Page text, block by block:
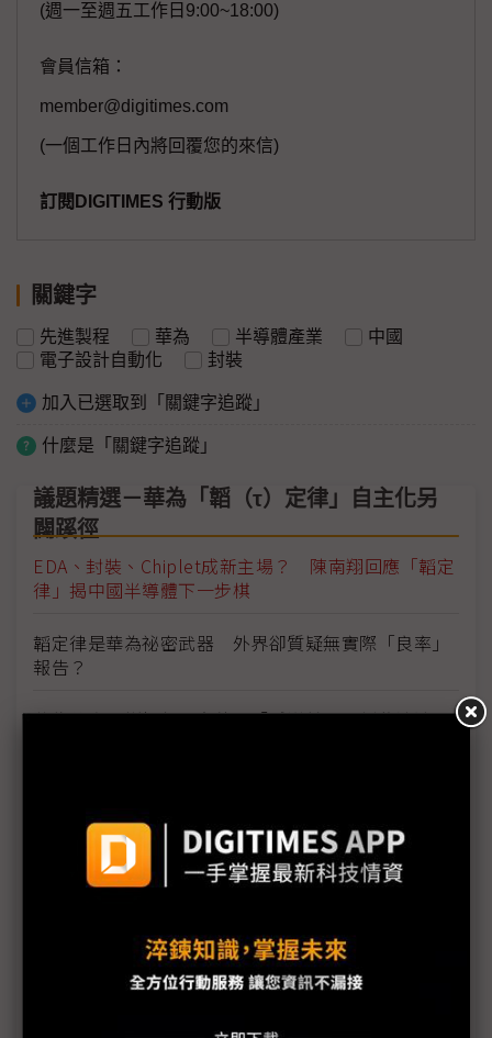
(週一至週五工作日9:00~18:00)
會員信箱：
member@digitimes.com
(一個工作日內將回覆您的來信)
訂閱DIGITIMES 行動版
關鍵字
先進製程 華為 半導體產業
中國
電子設計自動化
封裝
加入已選取到「關鍵字追蹤」
什麼是「關鍵字追蹤」
議題精選－華為「韜（τ）定律」自主化另
闢蹊徑
EDA、封裝、Chiplet成新主場？ 陳南翔回應「韜定
律」揭中國半導體下一步棋
韜定律是華為祕密武器 外界卻質疑無實際「良率」
報告？
華為徐直軍詳解何氏定律：「感謝美國」制裁被迫走
自駕晶片「璇璣A3」
華為韜定律開啟另一DeepSeek時刻？ 巧妙繞開
華為何庭波：半導體演進不只看奈米尺度 未來5~10
年華為能穩步前進
黃仁勳：韜定律不威脅台積電 3D封裝、混合鍵合近